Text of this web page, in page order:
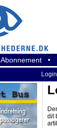
Abonnement •
Login
dit